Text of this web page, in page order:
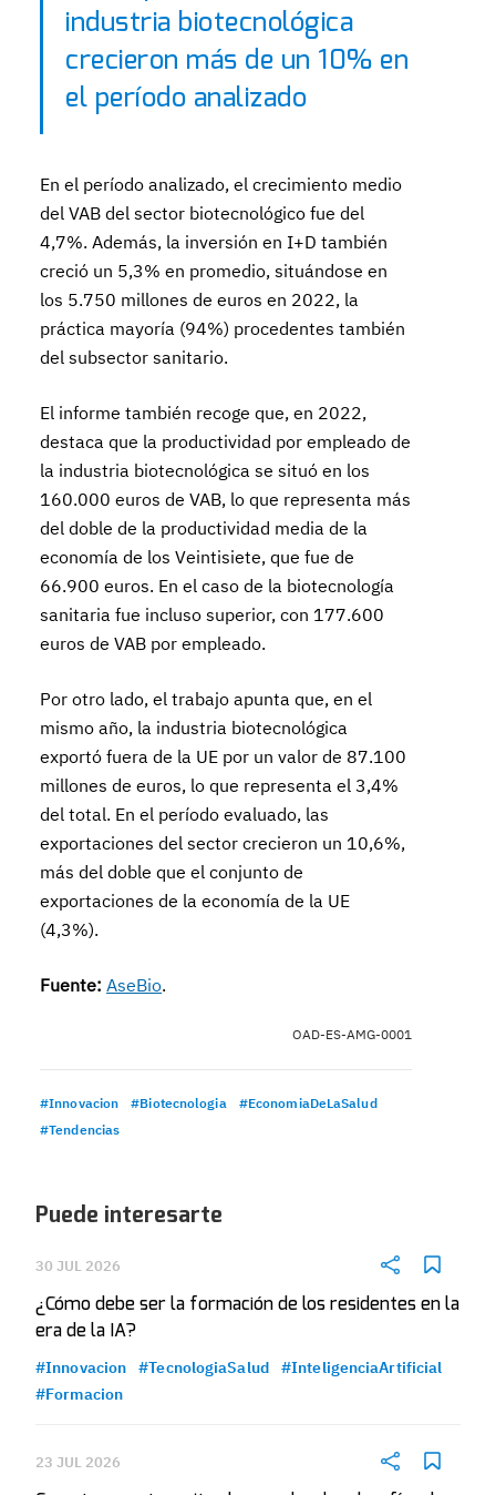
industria biotecnológica
crecieron más de un 10% en
el período analizado
En el período analizado, el crecimiento medio
del VAB del sector biotecnológico fue del
4,7%. Además, la inversión en I+D también
creció un 5,3% en promedio, situándose en
los 5.750 millones de euros en 2022, la
práctica mayoría (94%) procedentes también
del subsector sanitario.
El informe también recoge que, en 2022,
destaca que la productividad por empleado de
la industria biotecnológica se situó en los
160.000 euros de VAB, lo que representa más
del doble de la productividad media de la
economía de los Veintisiete, que fue de
66.900 euros. En el caso de la biotecnología
sanitaria fue incluso superior, con 177.600
euros de VAB por empleado.
Por otro lado, el trabajo apunta que, en el
mismo año, la industria biotecnológica
exportó fuera de la UE por un valor de 87.100
millones de euros, lo que representa el 3,4%
del total. En el período evaluado, las
exportaciones del sector crecieron un 10,6%,
más del doble que el conjunto de
exportaciones de la economía de la UE
(4,3%).
Fuente: AseBio.
OAD-ES-AMG-0001
#Innovacion #Biotecnologia
#EconomiaDeLaSalud
#Tendencias
Puede interesarte
30 JUL 2026
¿Cómo debe ser la formación de los residentes en la
era de la IA?
#Innovacion #TecnologiaSalud
#InteligenciaArtificial
#Formacion
23 JUL 2026